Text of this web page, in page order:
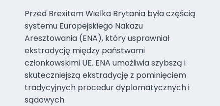
Przed Brexitem Wielka Brytania była częścią
systemu Europejskiego Nakazu
Aresztowania (ENA), który usprawniał
ekstradycję między państwami
członkowskimi UE. ENA umożliwia szybszą i
skuteczniejszą ekstradycję z pominięciem
tradycyjnych procedur dyplomatycznych i
sądowych.